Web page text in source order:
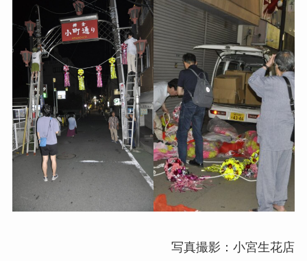
写真撮影：小宮生花店